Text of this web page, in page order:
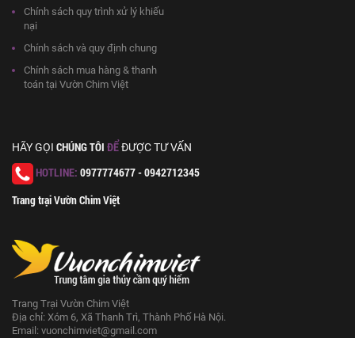
Chính sách quy trình xử lý khiếu
nại
Chính sách và quy định chung
Chính sách mua hàng & thanh
toán tại Vườn Chim Việt
HÃY GỌI CHÚNG TÔI ĐỂĐƯỢC TƯ VẤN
HOTLINE: 0977774677 - 0942712345
Trang trại Vườn Chim Việt
Trang Trại Vườn Chim Việt
Địa chỉ: Xóm 6, Xã Thanh Trì, Thành Phố Hà Nội.
Email: vuonchimviet@gmail.com